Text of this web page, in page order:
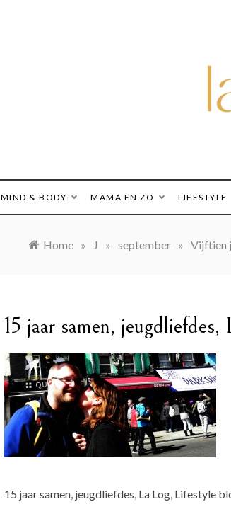
MIND & BODY MAMA EN ZO LIFESTYLE
Home » J » september » Vijftien
15 jaar samen,
15 jaar samen, jeugdliefdes, La Log, Lifestyle